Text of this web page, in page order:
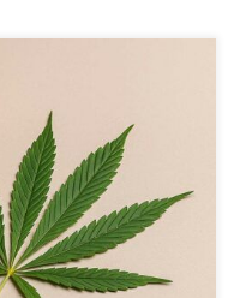
konopie i kannabinoidy
poza badaniami
wybranym chorym w
gdy standardowe
Dowody
umiarkowane,